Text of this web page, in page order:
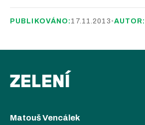
PUBLIKOVÁNO: 17.11.2013 •AUTOR:
ZELENÍ
Matouš Vencálek